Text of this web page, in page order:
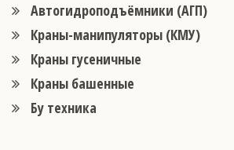
Автогидроподъёмники (АГП)
Краны-манипуляторы (КМУ)
Краны гусеничные
Краны башенные
Бу техника